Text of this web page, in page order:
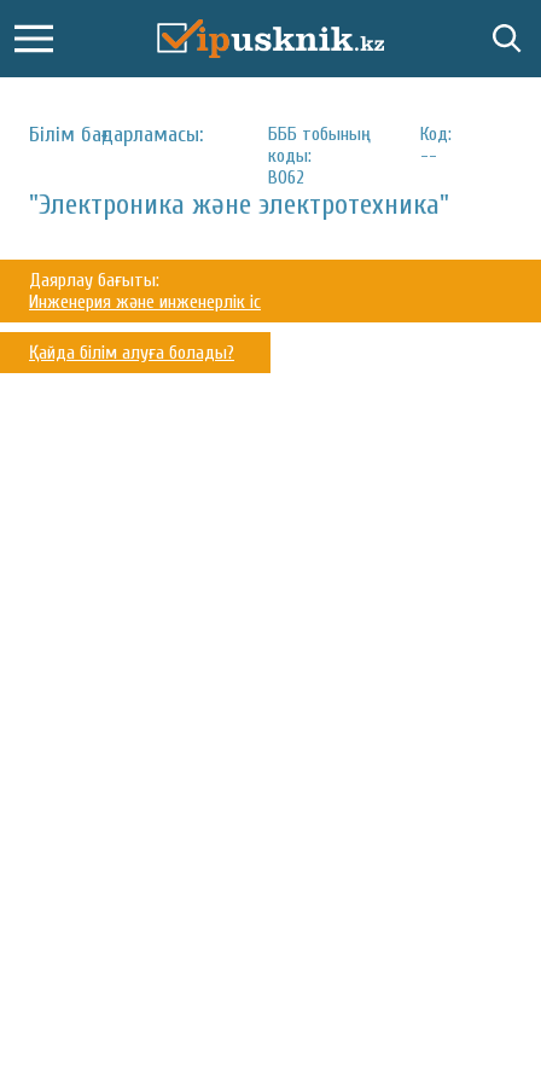
Білім бағдарламасы:
БББ тобының
коды:
В062
Код:
--
"Электроника және электротехника"
Даярлау бағыты:
Инженерия және инженерлік іс
Қайда білім алуға болады?